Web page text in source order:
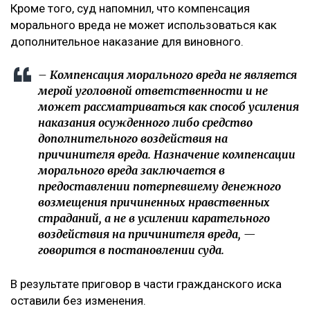
Кроме того, суд напомнил, что компенсация
морального вреда не может использоваться как
дополнительное наказание для виновного.
– Компенсация морального вреда не является
мерой уголовной ответственности и не
может рассматриваться как способ усиления
наказания осужденного либо средство
дополнительного воздействия на
причинителя вреда. Назначение компенсации
морального вреда заключается в
предоставлении потерпевшему денежного
возмещения причиненных нравственных
страданий, а не в усилении карательного
воздействия на причинителя вреда, —
говорится в постановлении суда.
В результате приговор в части гражданского иска
оставили без изменения.